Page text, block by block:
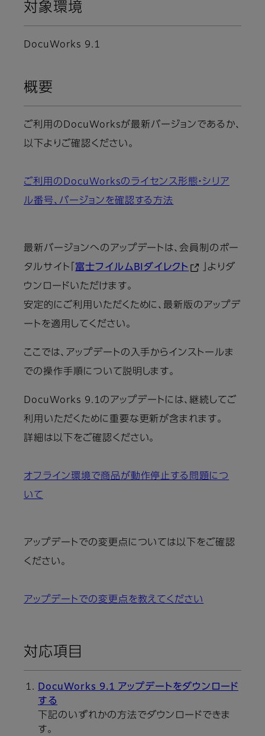
対象環境
DocuWorks 9.1
概要
ご利用のDocuWorksが最新バージョンであるか、
以下よりご確認ください。
ご利用のDocuWorksのライセンス形態・シリア
ル番号、バージョンを確認する方法
最新バージョンへのアップデートは、会員制のポー
タルサイト「 富士フイルムBIダイレクト
」よりダ
ウンロードいただけます。
安定的にご利用いただくために、最新版のアップデ
ートを適用してください。
ここでは、アップデートの入手からインストールま
での操作手順について説明します。
DocuWorks 9.1のアップデートには、継続してご
利用いただくために重要な更新が含まれます。
詳細は以下をご確認ください。
オフライン環境で商品が動作停止する問題につ
いて
アップデートでの変更点については以下をご確認
ください。
アップデートでの変更点を教えてください
対応項目
DocuWorks 9.1 アップデートをダウンロード
する
下記のいずれかの方法でダウンロードできま
す。